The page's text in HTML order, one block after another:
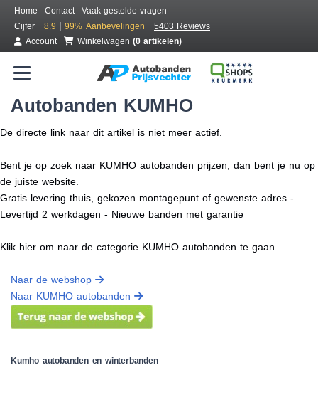
Home Contact
Vaak gestelde vragen
Cijfer
8.9 | 99% Aanbevelingen
5403 Reviews
Account
Winkelwagen (0 artikelen)
Autobanden KUMHO
De directe link naar dit artikel is niet meer actief.
Bent je op zoek naar KUMHO autobanden prijzen, dan bent je nu op
de juiste website.
Gratis levering thuis, gekozen montagepunt of gewenste adres -
Levertijd 2 werkdagen - Nieuwe banden met garantie
Klik hier om naar de categorie KUMHO autobanden te gaan
Naar de webshop
Naar KUMHO autobanden
Kumho autobanden en winterbanden